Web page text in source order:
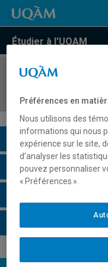
Étudier à l'UQAM
COURS//
Description du cours
Horaire - Été 2026
Préférences en
Nous utilisons des
informations qui nous
expérience sur le site,
d’analyser les
pouvez personnaliser
« Préférences ».